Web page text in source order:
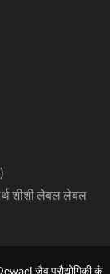
शीशी लेबल लेबल
जैव प्रौद्योगिकी कं